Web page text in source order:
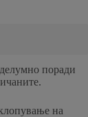
поради
на